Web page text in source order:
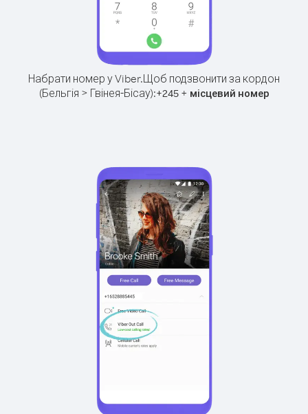
Набрати номер у Viber.Щоб подзвонити за кордон
(Бельгія > Гвінея-Бісау):+245+ місцевий номер